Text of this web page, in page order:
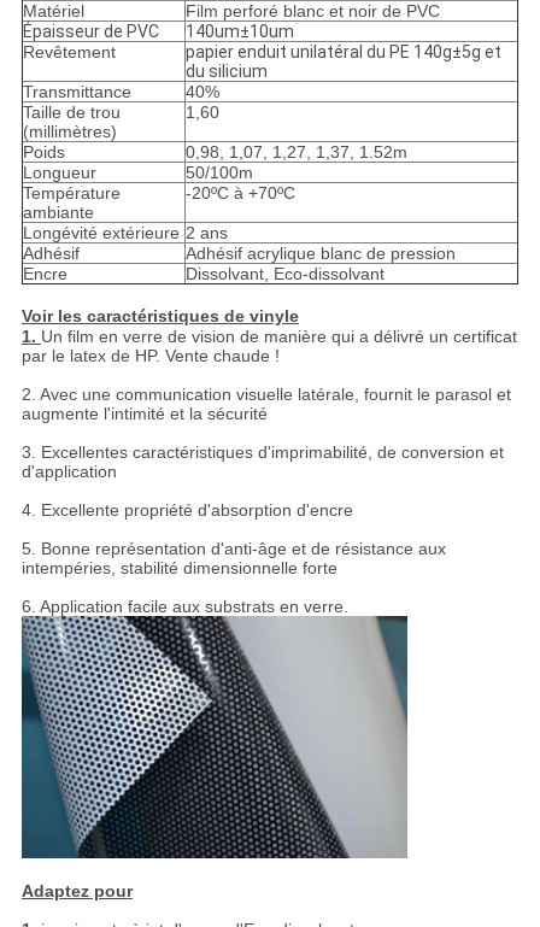
Matériel
Film perforé blanc et noir de PVC
Épaisseur de PVC
140um±10um
Revêtement
papier enduit unilatéral du PE 140g±5g et
du silicium
Transmittance
40%
Taille de trou
(millimètres)
1,60
Poids
0,98, 1,07, 1,27, 1,37, 1.52m
Longueur
50/100m
Température
ambiante
-20ºC à +70ºC
Longévité extérieure 2 ans
Adhésif
Adhésif acrylique blanc de pression
Encre
Dissolvant, Eco-dissolvant
Voir les caractéristiques de vinyle
1. Un film en verre de vision de manière qui a délivré un certificat
par le latex de HP. Vente chaude !
2. Avec une communication visuelle latérale, fournit le parasol et
augmente l'intimité et la sécurité
3. Excellentes caractéristiques d'imprimabilité, de conversion et
d'application
4. Excellente propriété d'absorption d'encre
5. Bonne représentation d'anti-âge et de résistance aux
intempéries, stabilité dimensionnelle forte
6. Application facile aux substrats en verre.
Adaptez pour